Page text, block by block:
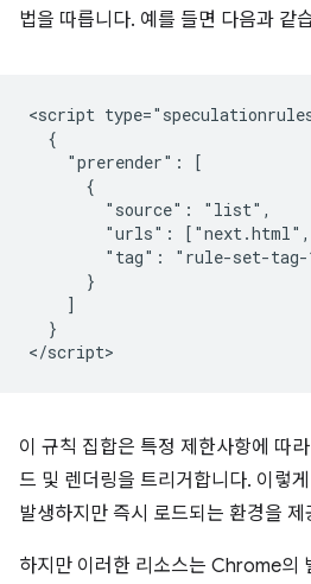
법을 따릅니다. 예를 들면 다음과 같
<script
  {
    "prerender": [
      {
        "source": "list",
"urls":
"tag": "rule-set-tag-
      }
    ]
  }
이 규칙 집합은 특정 제한사항에 따
드 및 렌더링을 트리거합니다. 이렇
발생하지만 즉시 로드되는 환경을
하지만 이러한 리소스는 Chrome의